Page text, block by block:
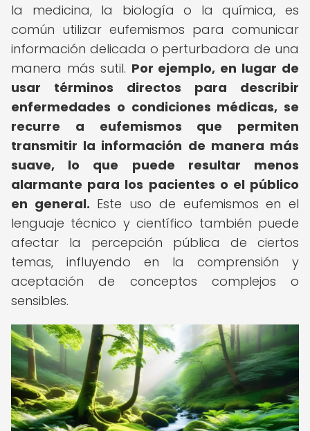
la medicina, la biología o la química, es
común utilizar eufemismos para comunicar
información delicada o perturbadora de una
manera más sutil. Por ejemplo, en lugar de
usar términos directos para describir
enfermedades o condiciones médicas, se
recurre a eufemismos que permiten
transmitir la información de manera más
suave, lo que puede resultar menos
alarmante para los pacientes o el público
en general. Este uso de eufemismos en el
lenguaje técnico y científico también puede
afectar la percepción pública de ciertos
temas, influyendo en la comprensión y
aceptación de conceptos complejos o
sensibles.